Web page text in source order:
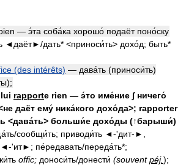
— э́та соба́ка хорошо́ подаёт поно́ску
◄даёт►/дать* <приноси́ть> дохо́д; быть*
(des intérêts) — дава́ть (приноси́ть)
rapporte rien — э́то име́ние ∫ ничего́
даёт ему́ ника́кого дохо́да>; rapporter
<дава́ть> больши́е дохо́ды (↑барыши́)
сообщи́ть; приводи́ть ◄-'дит-►,
◄-'ит►; пе́редавать/переда́ть*;
offic; доноси́ть/донести́ (souventpéj.);